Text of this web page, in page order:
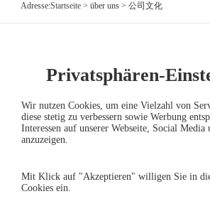
Privatsphären-
Wir nutzen Cookies, um eine Vielzahl von
diese stetig zu verbessern sowie Werbung
Interessen auf unserer Webseite, Social Media
anzuzeigen.
Mit Klick auf "Akzeptieren" willigen Sie in
Cookies ein.
Adresse:Startseite > über uns > 公司文化
2020-06-19
←企业使命